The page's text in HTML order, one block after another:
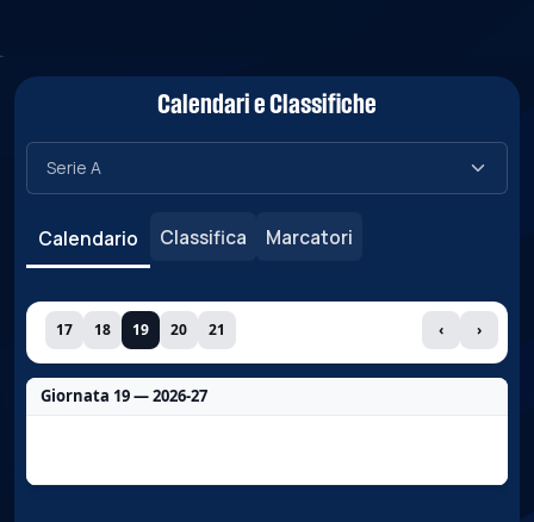
Calendari e Classifiche
Calendario Classifica Marcatori
17 18 19 20 21 ‹ ›
Giornata 19 — 2026-27